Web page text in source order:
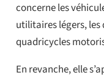
concerne les
utilitaires légers, les
quadricycles
En revanche, elle